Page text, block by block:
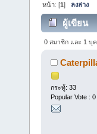
หน้า: [1] ลงล่าง
ผู้เขียน
0 สมาชิก และ 1 บุ
กระทู้: 33
Popular Vote : 0